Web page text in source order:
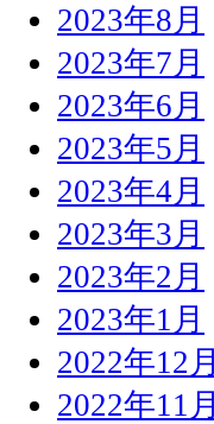
2023年8月
2023年7月
2023年6月
2023年5月
2023年4月
2023年3月
2023年2月
2023年1月
2022年12月
2022年11月